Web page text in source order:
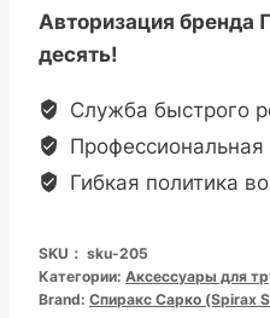
Авторизация бренда
десять!
Служба быстрого
Гибкая политика
SKU： sku-205
Категории: Аксессуары для
Brand: Спиракс Сарко (Spirax